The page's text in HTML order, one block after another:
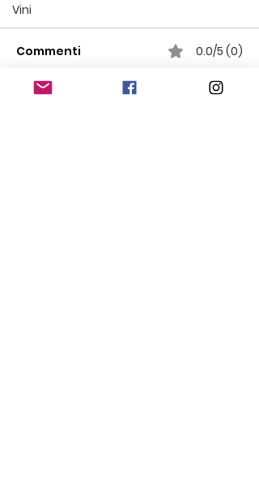
Vini
Commenti 0.0/5 (0)